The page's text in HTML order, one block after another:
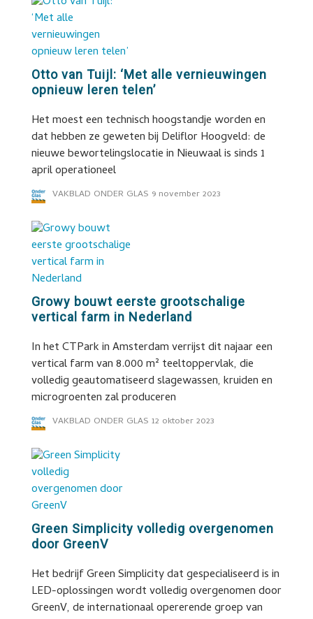
Otto van Tuijl: ‘Met alle vernieuwingen
opnieuw leren telen’
Het moest een technisch hoogstandje worden en
dat hebben ze geweten bij Deliflor Hoogveld: de
nieuwe bewortelingslocatie in Nieuwaal is sinds 1
april operationeel
VAKBLAD ONDER GLAS 9 november 2023
Growy bouwt eerste grootschalige
vertical farm in Nederland
In het CTPark in Amsterdam verrijst dit najaar een
vertical farm van 8.000 m² teeltoppervlak, die
volledig geautomatiseerd slagewassen, kruiden en
microgroenten zal produceren
VAKBLAD ONDER GLAS 12 oktober 2023
Green Simplicity volledig overgenomen
door GreenV
Het bedrijf Green Simplicity dat gespecialiseerd is in
LED-oplossingen wordt volledig overgenomen door
GreenV, de internationaal opererende groep van